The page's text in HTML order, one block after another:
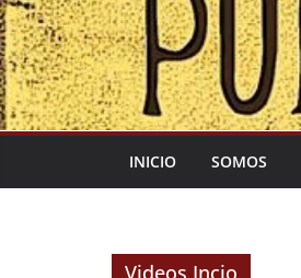
INICIO SOMOS
Videos Incio